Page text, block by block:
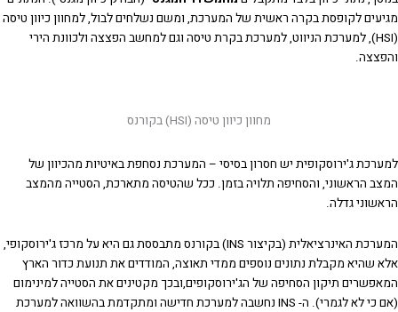
מגיעים לקופסת בקרה ראשית של המערכת, ומשם נשלחים לבול, למחוון כיוון טיסה
(HSI), למערכת הניווט, למערכת בקרת טיסה וגם למחשב הפצצה ולכוונת הירי
והפצצה.
מחוון כיוון טיסה (HSI) בקורנס
למערכת ג'ירוסקופית יש חסרון בסיסי – המערכת נסחפת באיטיות מהכיוון של
המצב הראשוני, והסחיפה תלויה בזמן. ככל שהטיסה מתארכת, הסטייה מהמצב
הראשוני גדלה.
המערכת האינרציאלית (בקיצור INS) בקורנס מתבססת גם היא על מרכז ג'ירוסקופי,
אלא שהיא מקבלת נתונים נוספים ממדי תאוצה, המודדים את תנועת כדור הארץ
המאפשרים תיקון הסחיפה של הג'ירוסקופים,ובכך מקטינים את הסטייה למינימום
(אם כי לא לגמרי). ה- INS נחשבה למערכת חדישה ומתקדמת בהשוואה למערכת